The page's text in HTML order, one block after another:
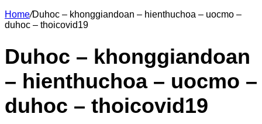
Home/Duhoc – khonggiandoan – hienthuchoa – uocmo –
duhoc – thoicovid19
Duhoc – khonggiandoan
– hienthuchoa – uocmo –
duhoc – thoicovid19